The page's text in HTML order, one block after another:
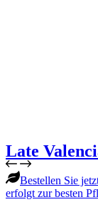
Late
Bestellen Sie
erfolgt zur besten